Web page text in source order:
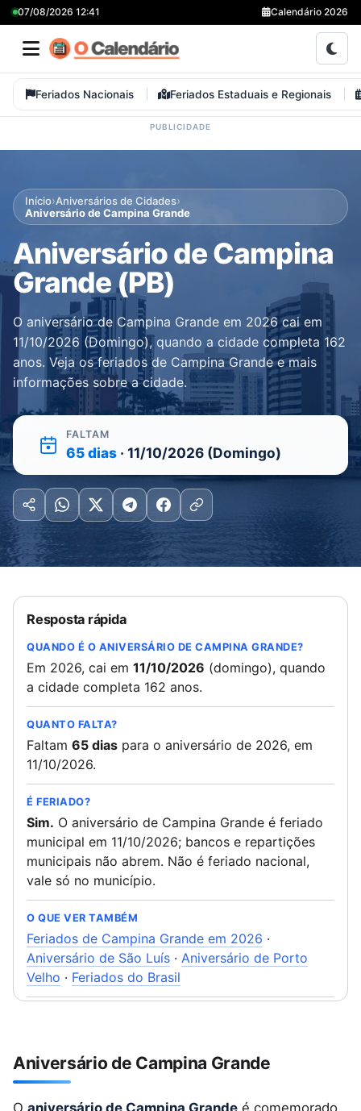
07/08/2026 12:41 Calendário 2026
Feriados Nacionais Feriados Estaduais e Regionais
Início›Aniversários de Cidades›
Aniversário de Campina Grande
Aniversário de Campina
Grande (PB)
O aniversário de Campina Grande em 2026 cai em
11/10/2026 (Domingo), quando a cidade completa 162
anos. Veja os feriados de Campina Grande e mais
informações sobre a cidade.
FALTAM
65 dias · 11/10/2026 (Domingo)
Resposta rápida
QUANDO É O ANIVERSÁRIO DE CAMPINA GRANDE?
Em 2026, cai em 11/10/2026 (domingo), quando
a cidade completa 162 anos.
QUANTO FALTA?
Faltam 65 dias para o aniversário de 2026, em
11/10/2026.
É FERIADO?
Sim. O aniversário de Campina Grande é feriado
municipal em 11/10/2026; bancos e repartições
municipais não abrem. Não é feriado nacional,
vale só no município.
O QUE VER TAMBÉM
Feriados de Campina Grande em 2026 ·
Aniversário de São Luís · Aniversário de Porto
Velho · Feriados do Brasil
Aniversário de Campina Grande
O aniversário de Campina Grande é comemorado